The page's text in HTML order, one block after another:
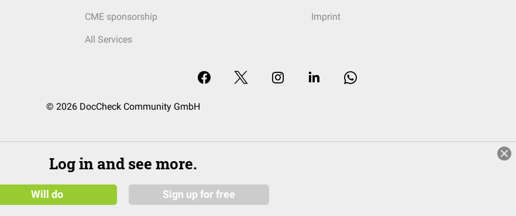
CME sponsorship
All Services
Imprint
© 2026 DocCheck Community GmbH
Log in and see more.
Will do Sign up for free